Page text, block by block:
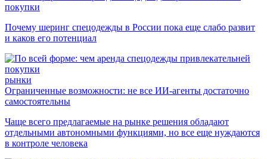
покупки
Почему шеринг спецодежды в России пока еще слабо развит
и каков его потенциал
рынки
Ограниченные возможности: не все ИИ-агенты достаточно
самостоятельны
Чаще всего предлагаемые на рынке решения обладают
отдельными автономными функциями, но все еще нуждаются
в контроле человека